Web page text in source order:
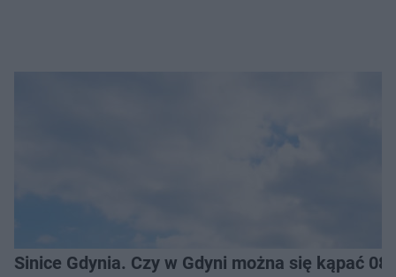
Sinice Gdynia. Czy w Gdyni można się kąpać